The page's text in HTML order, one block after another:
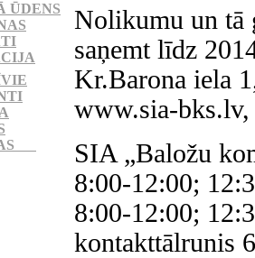
Nolikumu un tā
saņemt līdz
Kr.Barona iela
www.sia-bks.lv,
SIA „Baložu
8:00-12:00;
8:00-12:00;
kontakttālrunis
ŪDENS